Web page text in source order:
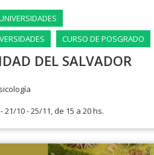
CURSO DE POSGRADO
DEL SALVADOR
21/10 - 25/11, de 15 a 20 hs.